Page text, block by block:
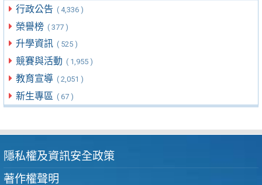
行政公告 ( 4,336 )
榮譽榜 ( 377 )
升學資訊 ( 525 )
競賽與活動 ( 1,955 )
教育宣導 ( 2,051 )
新生專區 ( 67 )
隱私權及資訊安全政策
著作權聲明